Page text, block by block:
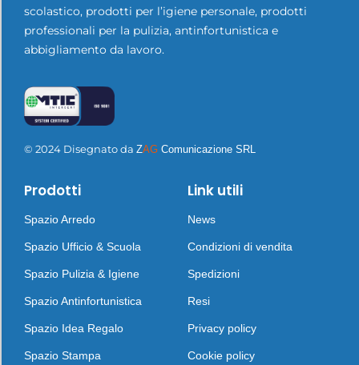
scolastico, prodotti per l’igiene personale, prodotti
professionali per la pulizia, antinfortunistica e
abbigliamento da lavoro.
© 2024 Disegnato da ZAG Comunicazione SRL
Prodotti
Spazio Arredo
Spazio Ufficio & Scuola
Spazio Pulizia & Igiene
Spazio Antinfortunistica
Spazio Idea Regalo
Spazio Stampa
Link utili
News
Condizioni di vendita
Spedizioni
Resi
Privacy policy
Cookie policy